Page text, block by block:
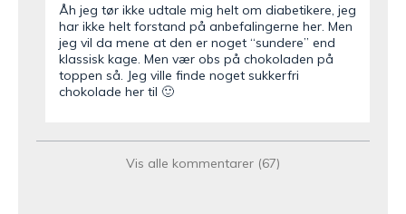
Åh jeg tør ikke udtale mig helt om diabetikere, jeg
har ikke helt forstand på anbefalingerne her. Men
jeg vil da mene at den er noget “sundere” end
klassisk kage. Men vær obs på chokoladen på
toppen så. Jeg ville finde noget sukkerfri
chokolade her til 🙂
11. marts 2019 kl. 13:16
Vis alle kommentarer (67)